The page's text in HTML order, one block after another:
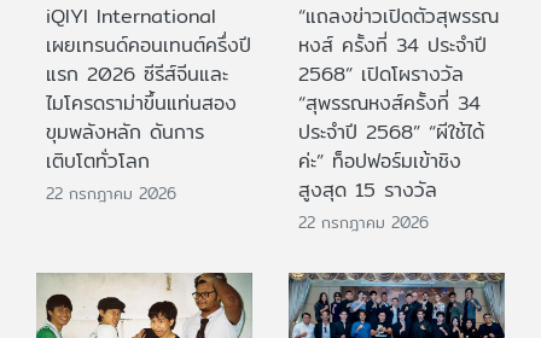
iQIYI International
เผยเทรนด์คอนเทนต์ครึ่งปี
แรก 2026 ซีรีส์จีนและ
ไมโครดราม่าขึ้นแท่นสอง
ขุมพลังหลัก ดันการ
เติบโตทั่วโลก
22 กรกฎาคม 2026
“แถลงข่าวเปิดตัวสุพรรณ
หงส์ ครั้งที่ 34 ประจำปี
2568” เปิดโผรางวัล
“สุพรรณหงส์ครั้งที่ 34
ประจำปี 2568” “ผีใช้ได้
ค่ะ” ท็อปฟอร์มเข้าชิง
สูงสุด 15 รางวัล
22 กรกฎาคม 2026